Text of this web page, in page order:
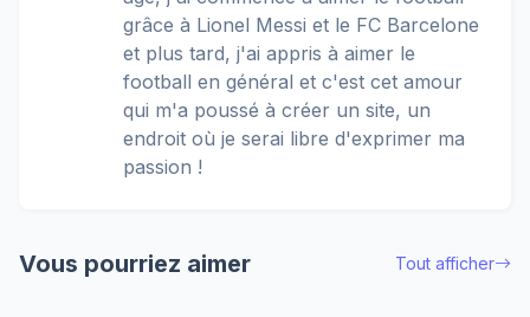
grâce à Lionel Messi et le FC Barcelone
et plus tard, j'ai appris à aimer le
football en général et c'est cet amour
qui m'a poussé à créer un site, un
endroit où je serai libre d'exprimer ma
passion !
Vous pourriez aimer Tout afficher